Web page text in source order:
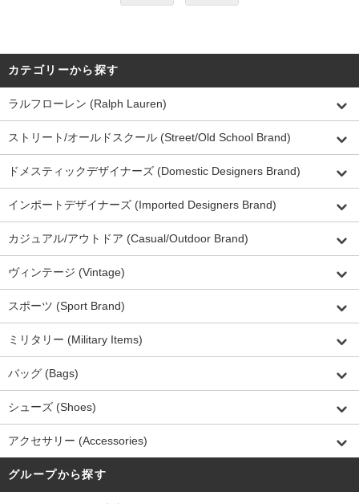
カテゴリーから探す
ラルフローレン (Ralph Lauren)
ストリート/オールドスクール (Street/Old School Brand)
ドメスティックデザイナーズ (Domestic Designers Brand)
インポートデザイナーズ (Imported Designers Brand)
カジュアル/アウトドア (Casual/Outdoor Brand)
ヴィンテージ (Vintage)
スポーツ (Sport Brand)
ミリタリー (Military Items)
バッグ (Bags)
シューズ (Shoes)
アクセサリー (Accessories)
グループから探す